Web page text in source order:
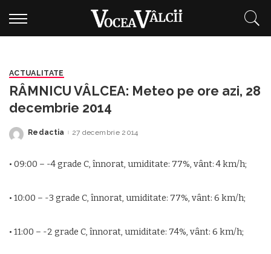
ACTUALITATE
RÂMNICU VÂLCEA: Meteo pe ore azi, 28
decembrie 2014
Posted
Redactia 27 decembrie 2014
• 09:00 – -4 grade C, înnorat, umiditate: 77%, vânt: 4 km/h;
• 10:00 – -3 grade C, înnorat, umiditate: 77%, vânt: 6 km/h;
• 11:00 – -2 grade C, înnorat, umiditate: 74%, vânt: 6 km/h;